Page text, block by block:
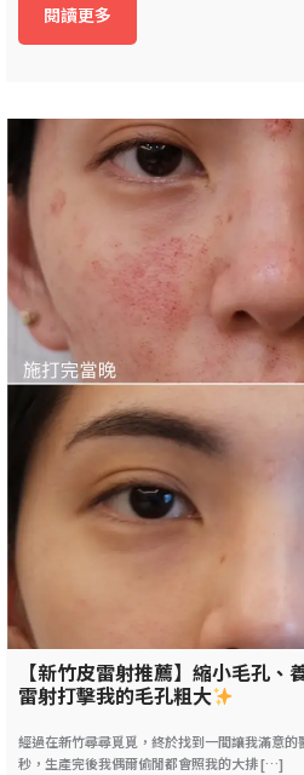
閱讀更多
【新竹皮雷射推薦】縮小毛孔
雷射打擊我的毛孔粗大
經過在新竹尋尋覓覓，終於找到一間讓我滿意的
秒，生產完後我偶爾偷閒都會照我的大排 […]